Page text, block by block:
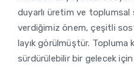
duyarlı üretim ve toplumsal
verdiğimiz önem, çeşitli
layık görülmüştür. Topluma
sürdürülebilir bir gelecek için